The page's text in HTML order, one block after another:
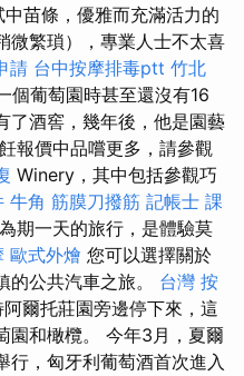
苗條，優雅而充滿活力的
微繁瑣），專業人士不太喜
請 台中按摩排毒ptt 竹北
個葡萄園時甚至還沒有16
了酒窖，幾年後，他是園藝
報價中品嚐更多，請參觀
Winery，其中包括參觀巧
牛角 筋膜刀撥筋 記帳士 課
期一天的旅行，是體驗莫
歐式外燴 您可以選擇關於
的公共汽車之旅。 台灣 按
爾托莊園旁邊停下來，這
園和橄欖。 今年3月，夏爾
行，匈牙利葡萄酒首次進入